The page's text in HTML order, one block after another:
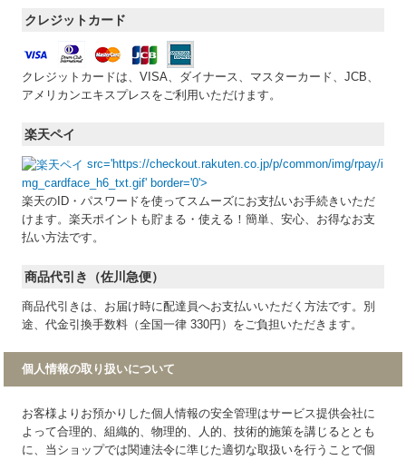
クレジットカード
クレジットカードは、VISA、ダイナース、マスターカード、JCB、
アメリカンエキスプレスをご利用いただけます。
楽天ペイ
src='https://checkout.rakuten.co.jp/p/common/img/rpay/i
mg_cardface_h6_txt.gif' border='0'>
楽天のID・パスワードを使ってスムーズにお支払いお手続きいただ
けます。楽天ポイントも貯まる・使える！簡単、安心、お得なお支
払い方法です。
商品代引き（佐川急便）
商品代引きは、お届け時に配達員へお支払いいただく方法です。別
途、代金引換手数料（全国一律 330円）をご負担いただきます。
個人情報の取り扱いについて
お客様よりお預かりした個人情報の安全管理はサービス提供会社に
よって合理的、組織的、物理的、人的、技術的施策を講じるととも
に、当ショップでは関連法令に準じた適切な取扱いを行うことで個